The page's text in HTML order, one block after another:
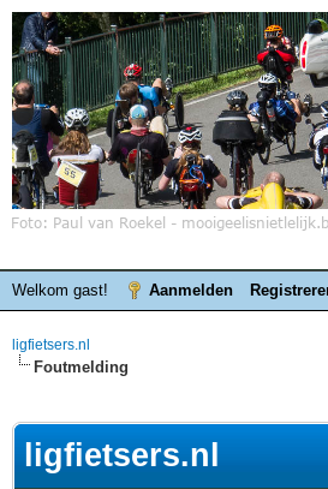
Welkom gast! Aanmelden
ligfietsers.nl
Foutmelding
ligfietsers.nl